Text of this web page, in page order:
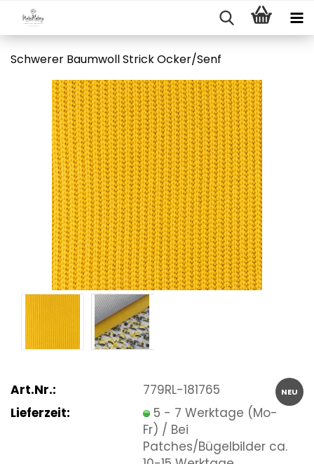
Schwerer Baumwoll Strick Ocker/Senf
NEU
Art.Nr.:
779RL-181765
Lieferzeit:
5 - 7 Werktage (Mo-
Fr) / Bei
Patches/Bügelbilder ca.